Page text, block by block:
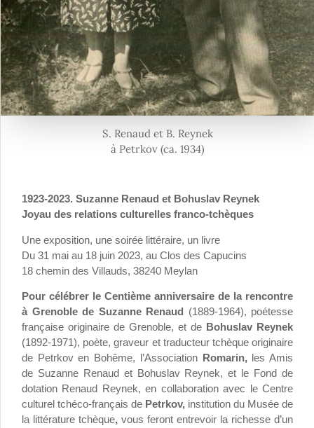
1923-2023. Suzanne Renaud et Bohuslav Reynek
Joyau des relations culturelles franco-tchèques
Une exposition, une soirée littéraire, un livre
Du 31 mai au 18 juin 2023, au Clos des Capucins
18 chemin des Villauds, 38240 Meylan
Pour célébrer le Centième anniversaire de la rencontre
à Grenoble de Suzanne Renaud (1889-1964), poétesse
française originaire de Grenoble, et de Bohuslav Reynek
(1892-1971), poète, graveur et traducteur tchèque originaire
de Petrkov en Bohême, l’AssociationRomarin, les Amis
de Suzanne Renaud et Bohuslav Reynek, et le Fond de
dotation Renaud Reynek, en collaboration avec le Centre
culturel tchéco-français de Petrkov, institution du Musée de
la littérature tchèque, vous feront entrevoir la richesse d’un
S. Renaud et B. Reynek
à Petrkov (ca. 1934)